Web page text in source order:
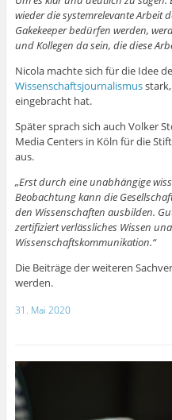
wieder die systemrelevante
Gakekeeper bedürfen werden,
und Kollegen da sein, die diese
Nicola machte sich für die Idee
Wissenschaftsjournalismusstark,
eingebracht hat.
Später sprach sich auch Volker
Media Centers in Köln für die
aus.
„Erst durch eine unabhängige
Beobachtung kann die
den Wissenschaften ausbilden.
zertifiziert verlässliches Wissen
Wissenschaftskommunikation.“
Die Beiträge der weiteren
werden.
31. Mai 2020